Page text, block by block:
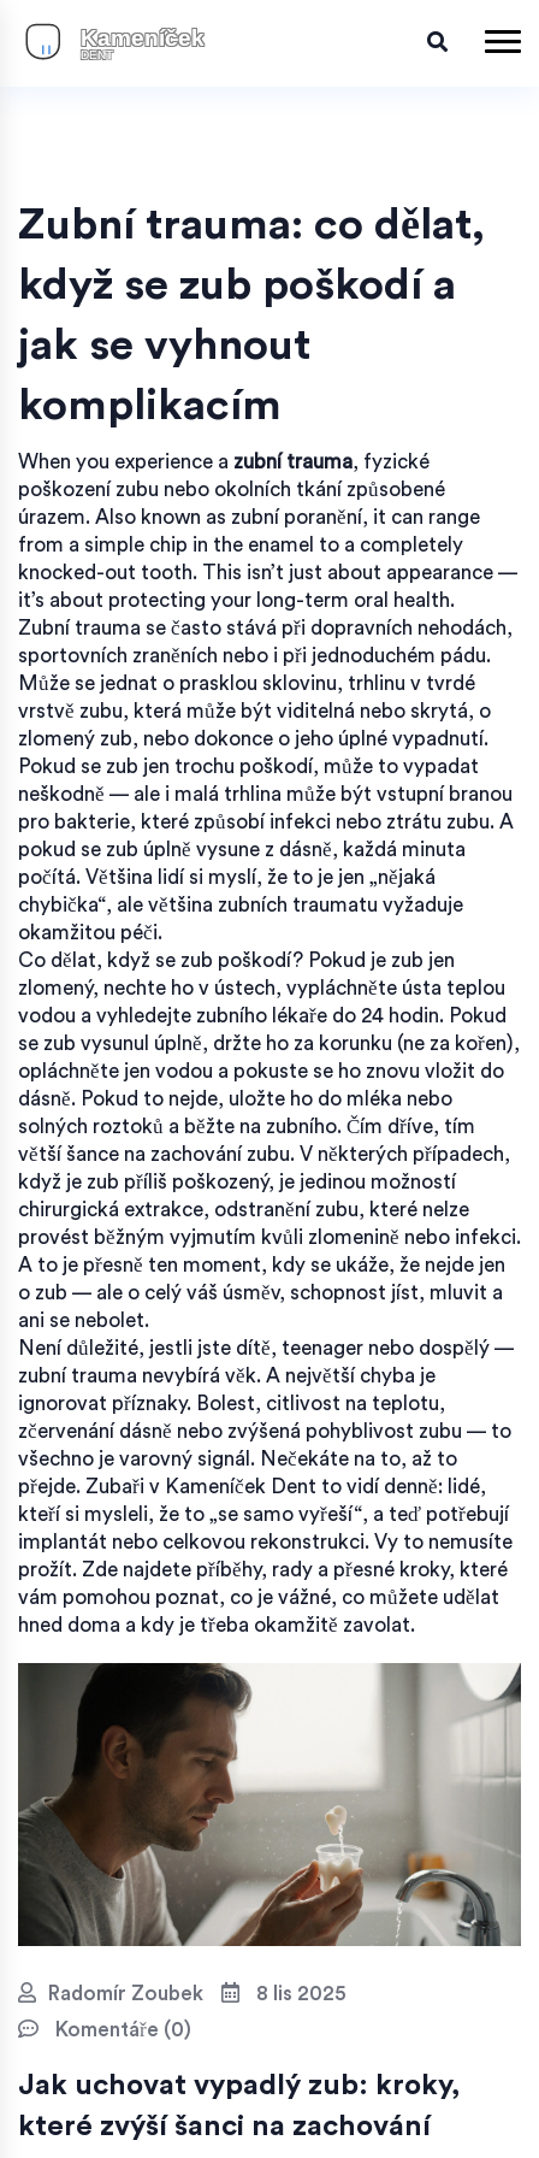
Zubní trauma: co dělat,
když se zub poškodí a
jak se vyhnout
komplikacím
When you experience a zubní trauma, fyzické
poškození zubu nebo okolních tkání způsobené
úrazem. Also known as zubní poranění, it can range
from a simple chip in the enamel to a completely
knocked-out tooth. This isn’t just about appearance —
it’s about protecting your long-term oral health.
Zubní trauma se často stává při dopravních nehodách,
sportovních zraněních nebo i při jednoduchém pádu.
Může se jednat o prasklou sklovinu, trhlinu v tvrdé
vrstvě zubu, která může být viditelná nebo skrytá, o
zlomený zub, nebo dokonce o jeho úplné vypadnutí.
Pokud se zub jen trochu poškodí, může to vypadat
neškodně — ale i malá trhlina může být vstupní branou
pro bakterie, které způsobí infekci nebo ztrátu zubu. A
pokud se zub úplně vysune z dásně, každá minuta
počítá. Většina lidí si myslí, že to je jen „nějaká
chybička“, ale většina zubních traumatu vyžaduje
okamžitou péči.
Co dělat, když se zub poškodí? Pokud je zub jen
zlomený, nechte ho v ústech, vypláchněte ústa teplou
vodou a vyhledejte zubního lékaře do 24 hodin. Pokud
se zub vysunul úplně, držte ho za korunku (ne za kořen),
opláchněte jen vodou a pokuste se ho znovu vložit do
dásně. Pokud to nejde, uložte ho do mléka nebo
solných roztoků a běžte na zubního. Čím dříve, tím
větší šance na zachování zubu. V některých případech,
když je zub příliš poškozený, je jedinou možností
chirurgická extrakce, odstranění zubu, které nelze
provést běžným vyjmutím kvůli zlomenině nebo infekci.
A to je přesně ten moment, kdy se ukáže, že nejde jen
o zub — ale o celý váš úsměv, schopnost jíst, mluvit a
ani se nebolet.
Není důležité, jestli jste dítě, teenager nebo dospělý —
zubní trauma nevybírá věk. A největší chyba je
ignorovat příznaky. Bolest, citlivost na teplotu,
zčervenání dásně nebo zvýšená pohyblivost zubu — to
všechno je varovný signál. Nečekáte na to, až to
přejde. Zubaři v Kameníček Dent to vidí denně: lidé,
kteří si mysleli, že to „se samo vyřeší“, a teď potřebují
implantát nebo celkovou rekonstrukci. Vy to nemusíte
prožít. Zde najdete příběhy, rady a přesné kroky, které
vám pomohou poznat, co je vážné, co můžete udělat
hned doma a kdy je třeba okamžitě zavolat.
Radomír Zoubek
8 lis 2025
Komentáře (0)
Jak uchovat vypadlý zub: kroky,
které zvýší šanci na zachování